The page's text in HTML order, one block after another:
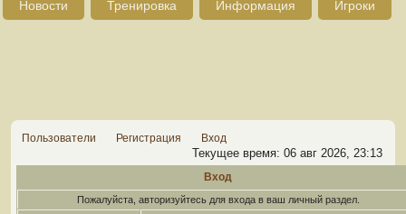
Новости Тренировка Информация Игроки
Пользователи Регистрация Вход
Текущее время: 06 авг 2026, 23:13
Вход
Пожалуйста, авторизуйтесь для входа в ваш личный раздел.